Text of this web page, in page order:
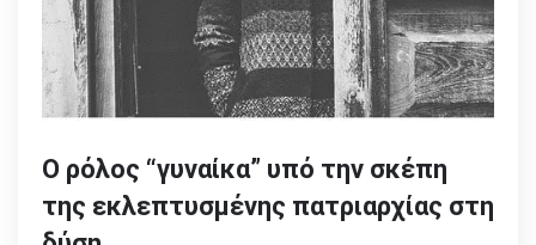
Ο ρόλος “γυναίκα” υπό την σκέπη
της εκλεπτυσμένης πατριαρχίας στη